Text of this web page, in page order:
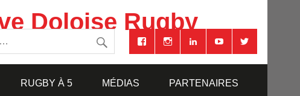
Doloise Rugby
RUGBY À 5 MÉDIAS PARTENAIRES